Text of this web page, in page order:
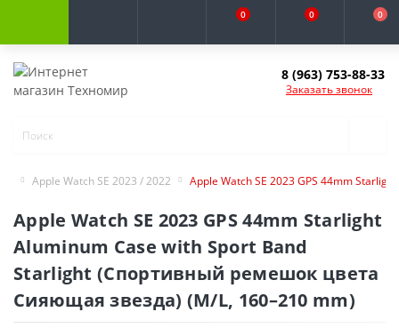
0 0 0
8 (963) 753-88-33
Заказать звонок
Apple Watch SE 2023 / 2022 Apple Watch SE 2023 GPS 44mm
Apple Watch SE 2023 GPS 44mm Starlight
Aluminum Case with Sport Band
Starlight (Спортивный ремешок цвета
Сияющая звезда) (M/L, 160–210 mm)